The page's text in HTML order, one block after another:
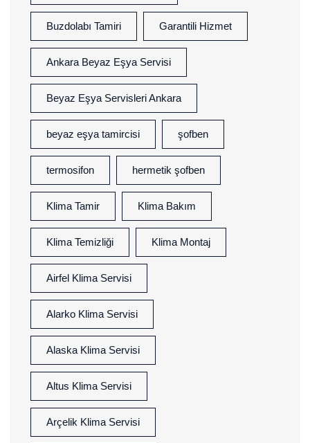
Buzdolabı Tamiri Garantili Hizmet
Ankara Beyaz Eşya Servisi
Beyaz Eşya Servisleri Ankara
beyaz eşya tamircisi şofben
termosifon hermetik şofben
Klima Tamir Klima Bakım
Klima Temizliği Klima Montaj
Airfel Klima Servisi
Alarko Klima Servisi
Alaska Klima Servisi
Altus Klima Servisi
Arçelik Klima Servisi